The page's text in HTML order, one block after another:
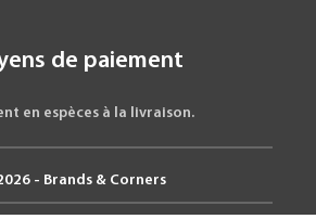
de paiement
en espèces à la livraison.
- Brands & Corners